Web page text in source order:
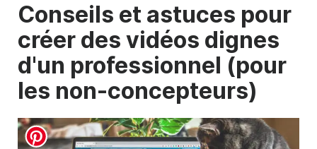
Conseils et astuces pour
créer des vidéos dignes
d'un professionnel (pour
les non-concepteurs)